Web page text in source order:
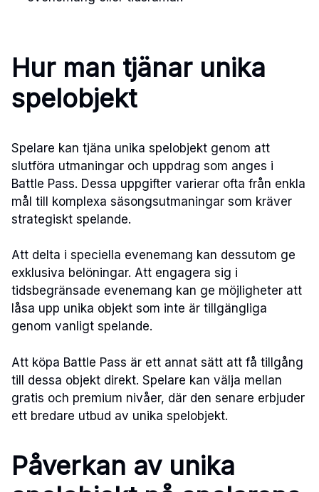
Hur man tjänar unika
spelobjekt
Spelare kan tjäna unika spelobjekt genom att
slutföra utmaningar och uppdrag som anges i
Battle Pass. Dessa uppgifter varierar ofta från enkla
mål till komplexa säsongsutmaningar som kräver
strategiskt spelande.
Att delta i speciella evenemang kan dessutom ge
exklusiva belöningar. Att engagera sig i
tidsbegränsade evenemang kan ge möjligheter att
låsa upp unika objekt som inte är tillgängliga
genom vanligt spelande.
Att köpa Battle Pass är ett annat sätt att få tillgång
till dessa objekt direkt. Spelare kan välja mellan
gratis och premium nivåer, där den senare erbjuder
ett bredare utbud av unika spelobjekt.
Påverkan av unika